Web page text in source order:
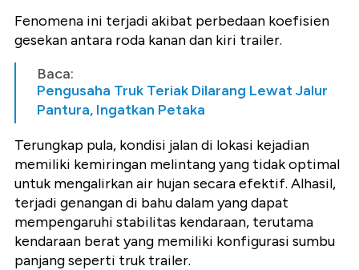
Fenomena ini terjadi akibat perbedaan koefisien
gesekan antara roda kanan dan kiri trailer.
Baca:
Pengusaha Truk Teriak Dilarang Lewat Jalur
Pantura, Ingatkan Petaka
Terungkap pula, kondisi jalan di lokasi kejadian
memiliki kemiringan melintang yang tidak optimal
untuk mengalirkan air hujan secara efektif. Alhasil,
terjadi genangan di bahu dalam yang dapat
mempengaruhi stabilitas kendaraan, terutama
kendaraan berat yang memiliki konfigurasi sumbu
panjang seperti truk trailer.